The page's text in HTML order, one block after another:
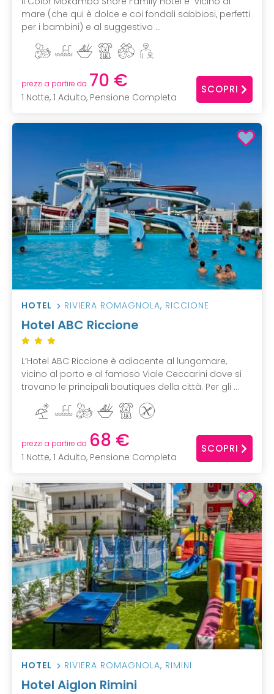
mare (che qui è dolce e coi fondali sabbiosi, perfetti
per i bambini) e al suggestivo ...
prezzi a partire da 70 €
1 Notte, 1 Adulto, Pensione Completa
SCOPRI
HOTEL RIVIERA ROMAGNOLA, RICCIONE
Hotel ABC Riccione
L’Hotel ABC Riccione è adiacente al lungomare,
vicino al porto e al famoso Viale Ceccarini dove si
trovano le principali boutiques della città. Per gli ...
prezzi a partire da 68 €
1 Notte, 1 Adulto, Pensione Completa
SCOPRI
HOTEL RIVIERA ROMAGNOLA, RIMINI
Hotel Aiglon Rimini